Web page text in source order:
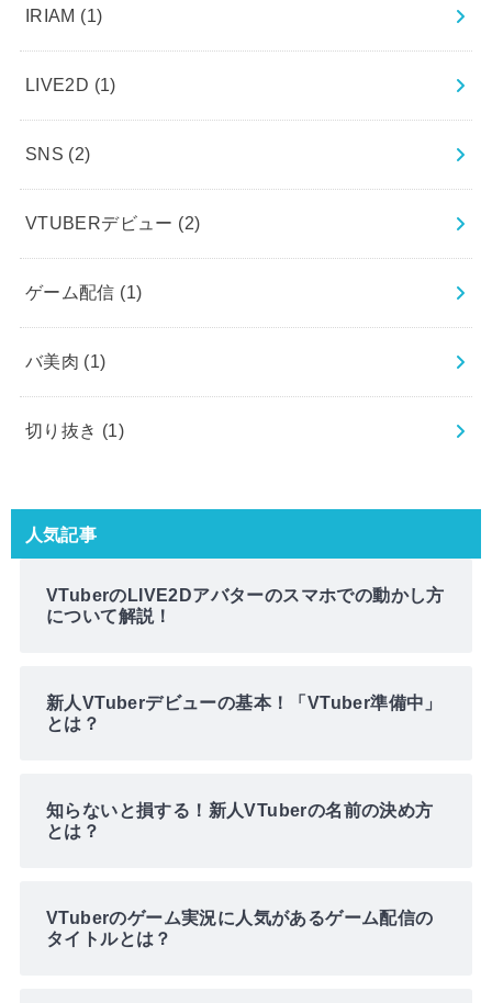
IRIAM (1)
LIVE2D (1)
SNS (2)
VTUBERデビュー (2)
ゲーム配信 (1)
バ美肉 (1)
切り抜き (1)
人気記事
VTuberのLIVE2Dアバターのスマホでの動かし方
について解説！
新人VTuberデビューの基本！「VTuber準備中」
とは？
知らないと損する！新人VTuberの名前の決め方
とは？
VTuberのゲーム実況に人気があるゲーム配信の
タイトルとは？